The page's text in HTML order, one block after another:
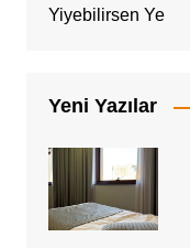
Yiyebilirsen Ye
Yeni Yazılar